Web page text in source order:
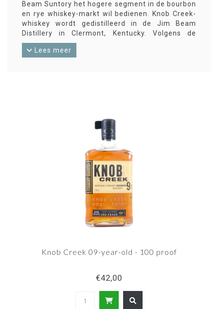
Beam Suntory het hogere segment in de bourbon
en rye whiskey-markt wil bedienen. Knob Creek-
whiskey wordt gedistilleerd in de Jim Beam
Distillery in Clermont, Kentucky. Volgens de
producent is de Knob Creek Kentucky straight
bourbon whiskey gemaakt in de stijl van voor de
Lees meer
Knob Creek 09-year-old - 100 proof
€42,00